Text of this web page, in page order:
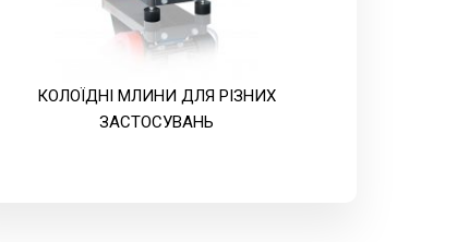
КОЛОЇДНІ МЛИНИ ДЛЯ РІЗНИХ
ЗАСТОСУВАНЬ